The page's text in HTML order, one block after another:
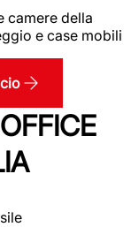
camere della
e case mobili